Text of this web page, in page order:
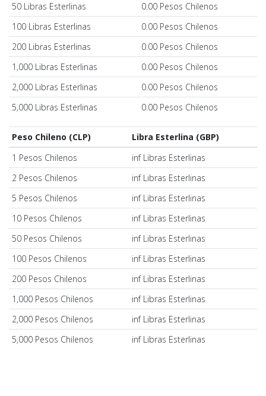
50 Libras Esterlinas
0.00 Pesos Chilenos
100 Libras Esterlinas
0.00 Pesos Chilenos
200 Libras Esterlinas
0.00 Pesos Chilenos
1,000 Libras Esterlinas
0.00 Pesos Chilenos
2,000 Libras Esterlinas
0.00 Pesos Chilenos
5,000 Libras Esterlinas
0.00 Pesos Chilenos
Peso Chileno (CLP)
Libra Esterlina (GBP)
1 Pesos Chilenos
inf Libras Esterlinas
2 Pesos Chilenos
inf Libras Esterlinas
5 Pesos Chilenos
inf Libras Esterlinas
10 Pesos Chilenos
inf Libras Esterlinas
50 Pesos Chilenos
inf Libras Esterlinas
100 Pesos Chilenos
inf Libras Esterlinas
200 Pesos Chilenos
inf Libras Esterlinas
1,000 Pesos Chilenos
inf Libras Esterlinas
2,000 Pesos Chilenos
inf Libras Esterlinas
5,000 Pesos Chilenos
inf Libras Esterlinas